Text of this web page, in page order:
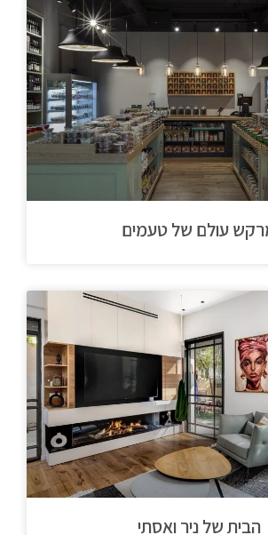
עולם של טעמים
הבית של ניר ואסתי